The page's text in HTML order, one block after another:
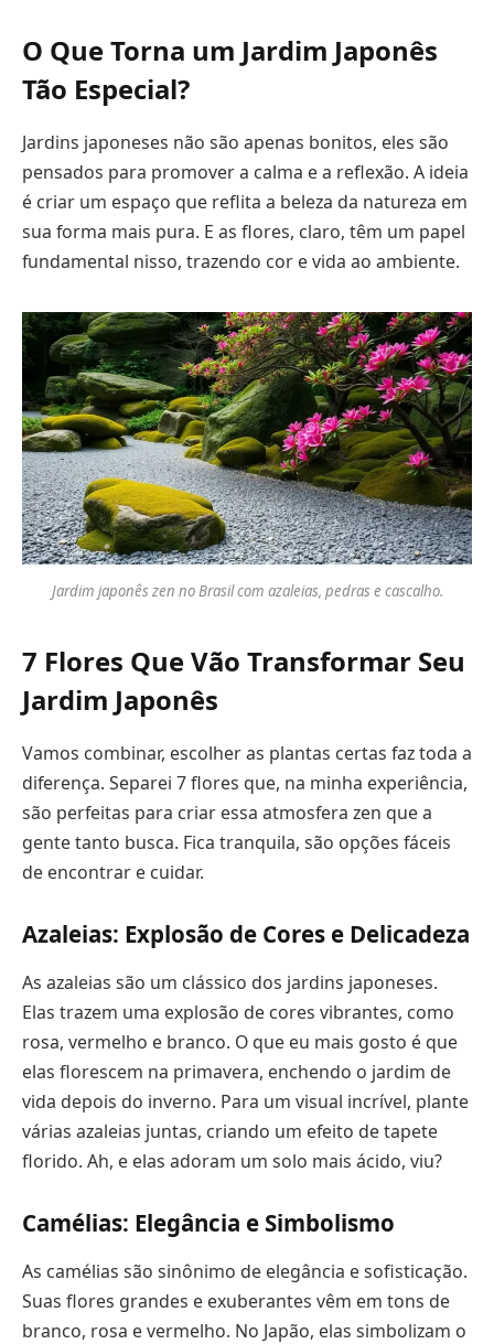
O Que Torna um Jardim Japonês
Tão Especial?
Jardins japoneses não são apenas bonitos, eles são
pensados para promover a calma e a reflexão. A ideia
é criar um espaço que reflita a beleza da natureza em
sua forma mais pura. E as flores, claro, têm um papel
fundamental nisso, trazendo cor e vida ao ambiente.
Jardim japonês zen no Brasil com azaleias, pedras e cascalho.
7 Flores Que Vão Transformar Seu
Jardim Japonês
Vamos combinar, escolher as plantas certas faz toda a
diferença. Separei 7 flores que, na minha experiência,
são perfeitas para criar essa atmosfera zen que a
gente tanto busca. Fica tranquila, são opções fáceis
de encontrar e cuidar.
Azaleias: Explosão de Cores e Delicadeza
As azaleias são um clássico dos jardins japoneses.
Elas trazem uma explosão de cores vibrantes, como
rosa, vermelho e branco. O que eu mais gosto é que
elas florescem na primavera, enchendo o jardim de
vida depois do inverno. Para um visual incrível, plante
várias azaleias juntas, criando um efeito de tapete
florido. Ah, e elas adoram um solo mais ácido, viu?
Camélias: Elegância e Simbolismo
As camélias são sinônimo de elegância e sofisticação.
Suas flores grandes e exuberantes vêm em tons de
branco, rosa e vermelho. No Japão, elas simbolizam o